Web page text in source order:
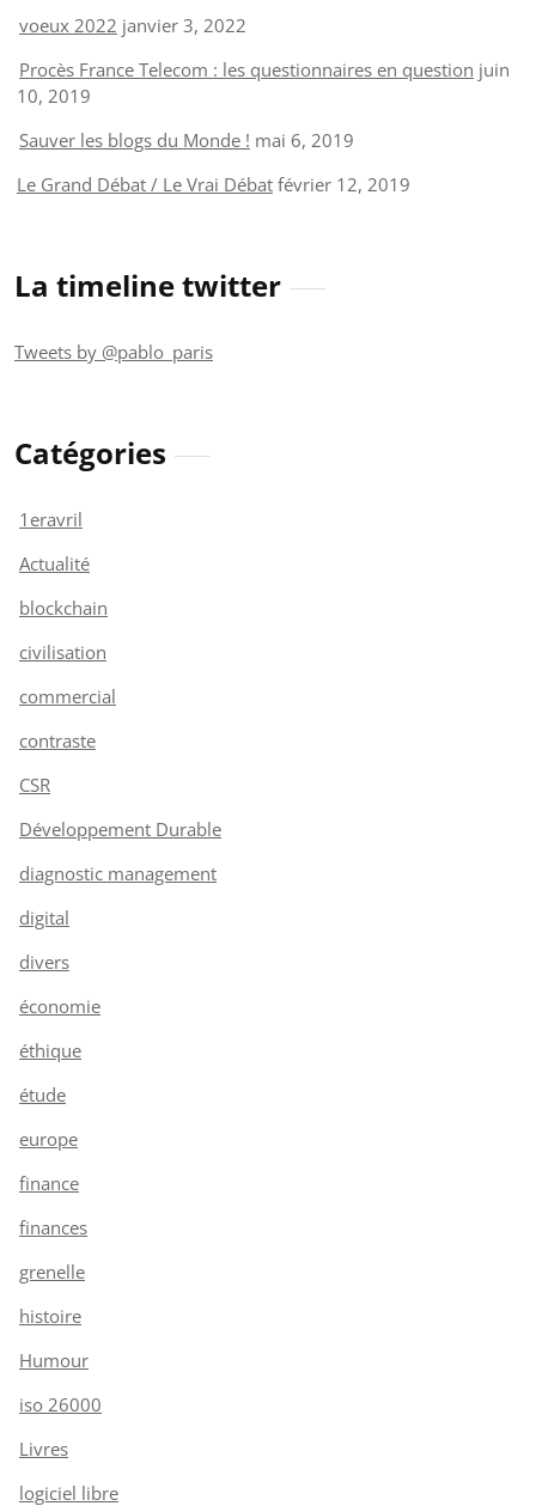
voeux 2022 janvier 3, 2022
Procès France Telecom : les questionnaires en question juin
10, 2019
Sauver les blogs du Monde ! mai 6, 2019
Le Grand Débat / Le Vrai Débat février 12, 2019
La timeline twitter
Tweets by @pablo_paris
Catégories
1eravril
Actualité
blockchain
civilisation
commercial
contraste
CSR
Développement Durable
diagnostic management
digital
divers
économie
éthique
étude
europe
finance
finances
grenelle
histoire
Humour
iso 26000
Livres
logiciel libre